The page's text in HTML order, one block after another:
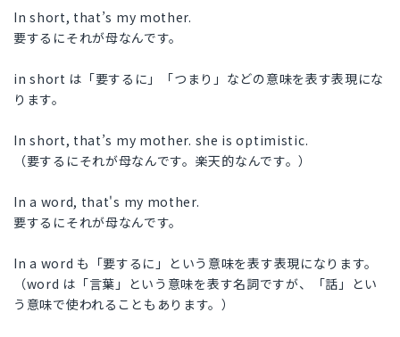
In short, that’s my mother.
要するにそれが母なんです。
in short は「要するに」「つまり」などの意味を表す表現にな
ります。
In short, that’s my mother. she is optimistic.
（要するにそれが母なんです。楽天的なんです。）
In a word, that's my mother.
要するにそれが母なんです。
In a word も「要するに」という意味を表す表現になります。
（word は「言葉」という意味を表す名詞ですが、「話」とい
う意味で使われることもあります。）